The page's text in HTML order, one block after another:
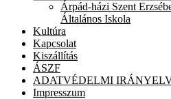
Árpád-házi Szent
Általános Iskola
Kultúra
Kapcsolat
Kiszállítás
ÁSZF
ADATVÉDELMI
Impresszum